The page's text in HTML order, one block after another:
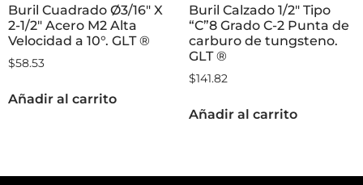
Buril Cuadrado Ø3/16″ X
2-1/2″ Acero M2 Alta
Velocidad a 10°. GLT ®
$58.53
Añadir al carrito
Buril Calzado 1/2″ Tipo
“C”8 Grado C-2 Punta de
carburo de tungsteno.
GLT ®
$141.82
Añadir al carrito